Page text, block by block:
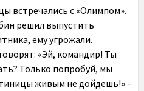
встречались с «Олимпом».
решил выпустить
ему угрожали.
«Эй, командир! Ты
Только попробуй, мы
живым не дойдешь!» –